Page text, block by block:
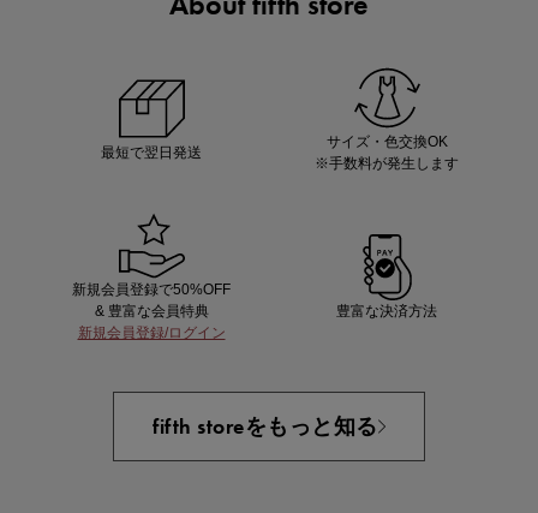
最短で翌日発送
サイズ・色交換OK
※手数料が発生します
新規会員登録で50%OFF
& 豊富な会員特典
新規会員登録/ログイン
豊富な決済方法
fifth storeをもっと知る